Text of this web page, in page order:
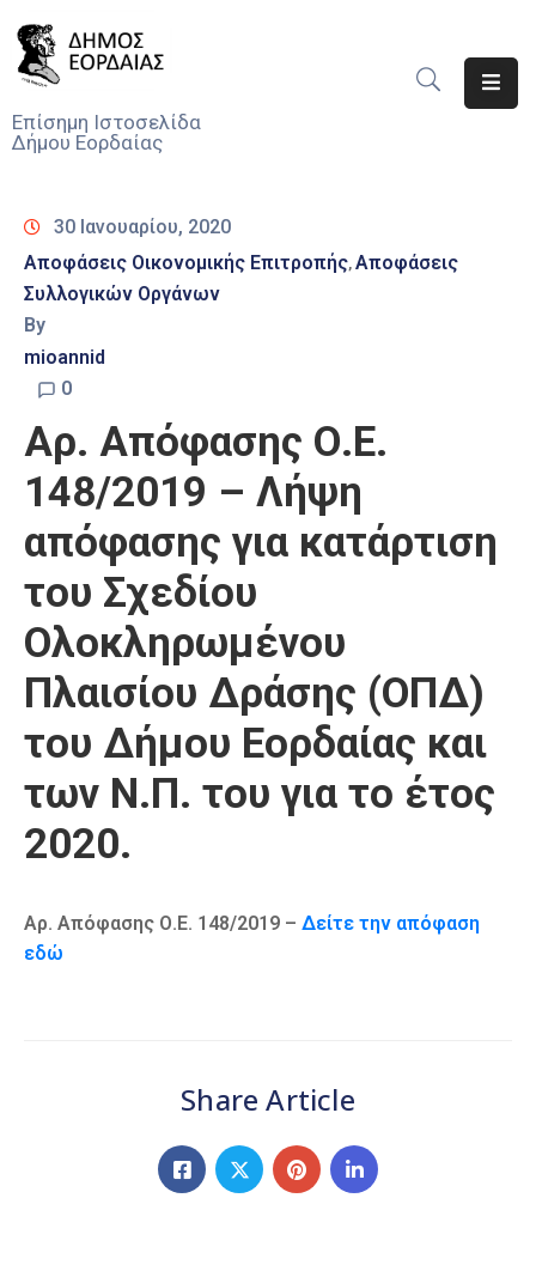
Επίσημη Ιστοσελίδα
Δήμου Εορδαίας
Νέα
Υπηρεσίες
Του
Δήμου
Αποφάσεις
Τηλέφωνα
30 Ιανουαρίου, 2020
Αποφάσεις Οικονομικής Επιτροπής‚Αποφάσεις
Συλλογικών Οργάνων
By
mioannid
0
Αρ. Απόφασης Ο.Ε.
148/2019 – Λήψη
απόφασης για κατάρτιση
του Σχεδίου
Ολοκληρωμένου
Πλαισίου Δράσης (ΟΠΔ)
του Δήμου Εορδαίας και
των Ν.Π. του για το έτος
2020.
Αρ. Απόφασης Ο.Ε. 148/2019 – Δείτε την απόφαση
εδώ
Share Article